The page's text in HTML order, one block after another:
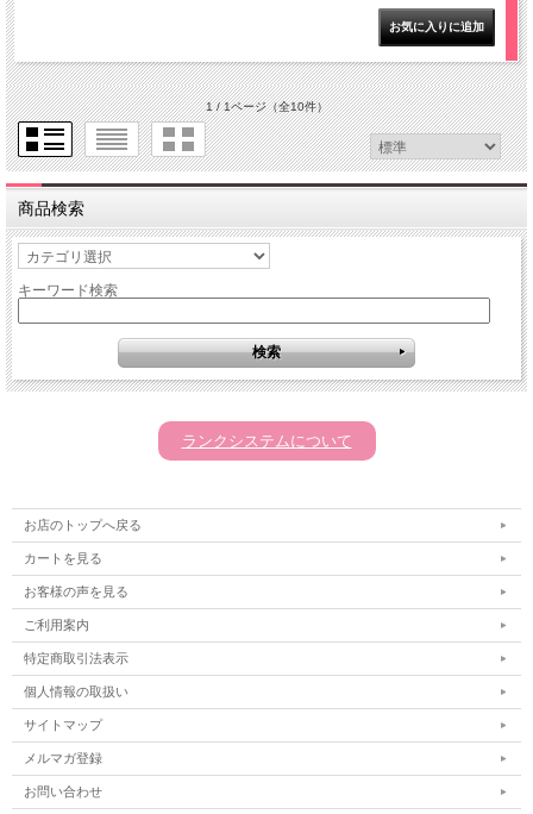
1 / 1ページ（全10件）
商品検索
キーワード検索
ランクシステムについて
お店のトップへ戻る
カートを見る
お客様の声を見る
ご利用案内
特定商取引法表示
個人情報の取扱い
サイトマップ
メルマガ登録
お問い合わせ